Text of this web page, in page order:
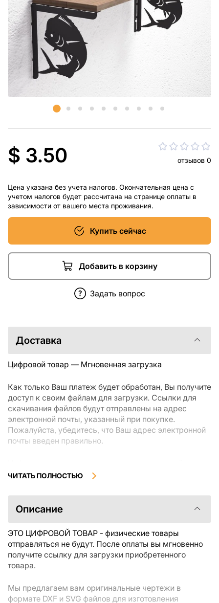
$ 3.50 отзывов 0
Цена указана без учета налогов. Окончательная цена с
учетом налогов будет рассчитана на странице оплаты в
зависимости от вашего места проживания.
Купить сейчас
Добавить в корзину
Задать вопрос
Доставка
Цифровой товар — Мгновенная загрузка
Как только Ваш платеж будет обработан, Вы получите
доступ к своим файлам для загрузки. Ссылки для
скачивания файлов будут отправлены на адрес
электронной почты, указанный при покупке.
Пожалуйста, убедитесь, что Ваш адрес электронной
почты введен правильно.
загрузки, не подлежат возврату или обмену после их
ознакомиться с описанием товара и задать все
интересующие Вас вопросы перед покупкой. Если у
свяжитесь с продавцом напрямую.
ЧИТАТЬ ПОЛНОСТЬЮ
Описание
ЭТО ЦИФРОВОЙ ТОВАР - физические товары
отправляться не будут. После оплаты вы мгновенно
получите ссылку для загрузки приобретенного
товара.
Мы предлагаем вам оригинальные чертежи в
формате DXF и SVG файлов для изготовления